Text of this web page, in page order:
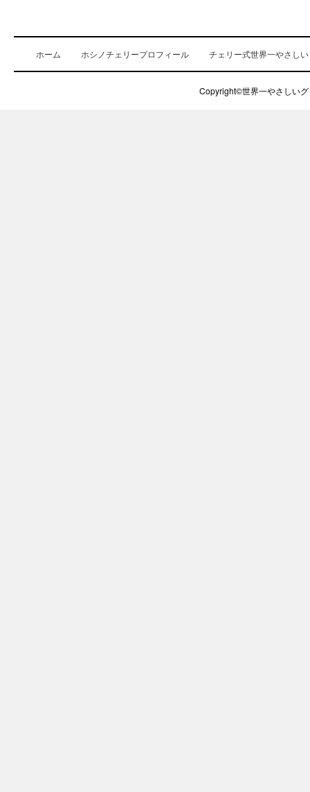
ホーム ホシノチェリープロフィール チェリー式世界一やさし
Copyright©世界一やさしい